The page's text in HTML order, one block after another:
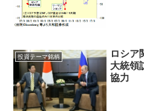
投資テーマ銘柄
ロシア
大統領
協力